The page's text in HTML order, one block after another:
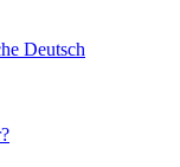
Deutsch